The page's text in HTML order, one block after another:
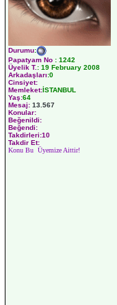
Durumu:
Papatyam No : 1242
Üyelik T. : 19 February 2008
Arkadaşları:0
Cinsiyet:
Memleket:İSTANBUL
Yaş:64
Mesaj: 13.567
Konular:
Beğenildi:
Beğendi:
Takdirleri:10
Takdir Et:
Konu Bu Üyemize Aittir!